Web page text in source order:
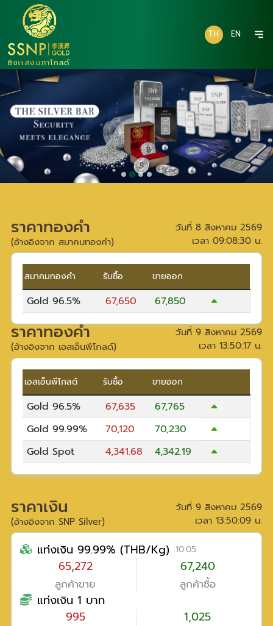
TH EN
ราคาทองคำ
(อ้างอิงจาก สมาคมทองคำ)
วันที่ 8 สิงหาคม 2569
เวลา 09:08:30น.
สมาคมทองคำ รับซื้อ ขายออก
Gold 96.5% 67,650 67,850
ราคาทองคำ
(อ้างอิงจาก เอสเอ็นพีโกลด์)
วันที่ 9 สิงหาคม 2569
เวลา 13:50:17น.
เอสเอ็นพีโกลด์ รับซื้อ ขายออก
Gold 96.5% 67,635
67,765
Gold 99.99%
70,120
70,230
Gold Spot
4,341.68 4,342.19
ราคาเงิน
(อ้างอิงจาก SNP Silver)
วันที่ 9 สิงหาคม 2569
เวลา 13:50:09น.
แท่งเงิน 99.99% (THB/Kg) 10:05
65,272
ลูกค้าขาย
67,240
ลูกค้าซื้อ
แท่งเงิน 1 บาท
995
1,025